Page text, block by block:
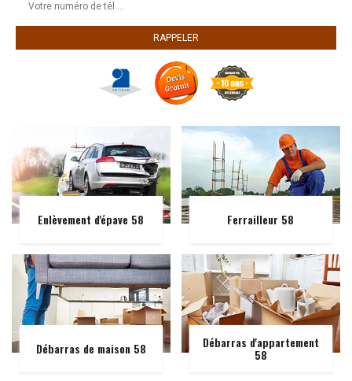
Enlèvement d'épave 58 Ferrailleur 58
Débarras de maison 58 Débarras d'appartement
58